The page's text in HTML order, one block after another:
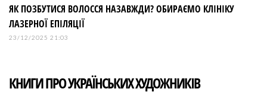
ЯК ПОЗБУТИСЯ ВОЛОССЯ НАЗАВЖДИ? ОБИРАЄМО КЛІНІКУ
ЛАЗЕРНОЇ ЕПІЛЯЦІЇ
23/12/2025 21:03
КНИГИ ПРО УКРАЇНСЬКИХ ХУДОЖНИКІВ